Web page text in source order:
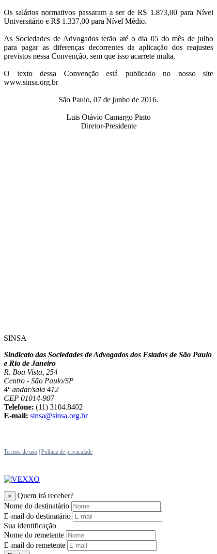
Os salários normativos passaram a ser de R$ 1.873,00 para Nível
Universitário e R$ 1.337,00 para Nível Médio.
As Sociedades de Advogados terão até o dia 05 do mês de julho
para pagar as diferenças decorrentes da aplicação dos reajustes
previstos nessa Convenção, sem que isso acarrete multa.
O texto dessa Convenção está publicado no nosso site
www.sinsa.org.br
São Paulo, 07 de junho de 2016.
Luis Otávio Camargo Pinto
Diretor-Presidente
SINSA
Sindicato das Sociedades de Advogados dos Estados de São Paulo
e Rio de Janeiro
R. Boa Vista, 254
Centro - São Paulo/SP
4º andar/sala 412
CEP 01014-907
Telefone: (11) 3104.8402
E-mail: sinsa@sinsa.org.br
Termos de uso Política de privacidade
×
Quem irá receber?
Nome do destinatário
E-mail do destinatário
Sua identificação
Nome do remetente
E-mail do remetente